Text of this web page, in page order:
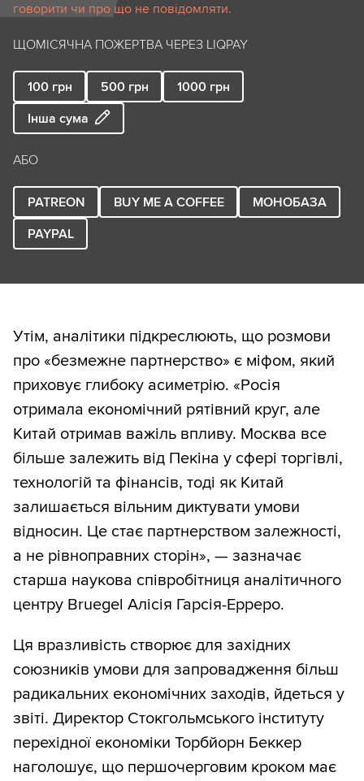
говорити чи про що не повідомляти.
ЩОМІСЯЧНА ПОЖЕРТВА ЧЕРЕЗ LIQPAY
100 грн 500 грн 1000 грн
Інша сума
АБО
PATREON BUY ME A COFFEE
МОНОБАЗА
PAYPAL
Утім, аналітики підкреслюють, що розмови
про «безмежне партнерство» є міфом, який
приховує глибоку асиметрію. «Росія
отримала економічний рятівний круг, але
Китай отримав важіль впливу. Москва все
більше залежить від Пекіна у сфері торгівлі,
технологій та фінансів, тоді як Китай
залишається вільним диктувати умови
відносин. Це стає партнерством залежності,
а не рівноправних сторін», — зазначає
старша наукова співробітниця аналітичного
центру Bruegel Алісія Гарсія-Ерреро.
Ця вразливість створює для західних
союзників умови для запровадження більш
радикальних економічних заходів, йдеться у
звіті. Директор Стокгольмського інституту
перехідної економіки Торбйорн Беккер
наголошує, що першочерговим кроком має